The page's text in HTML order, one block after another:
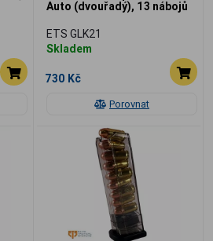
Porovnat
Auto (dvouřadý), 13 nábojů
ETS GLK21
Skladem
730 Kč